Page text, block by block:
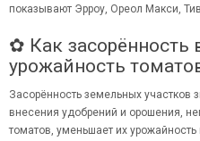
показывают Эрроу, Ореол Макси,
✿ Как засорённость
урожайность
Засорённость земельных участков
внесения удобрений и орошения,
томатов, уменьшает их